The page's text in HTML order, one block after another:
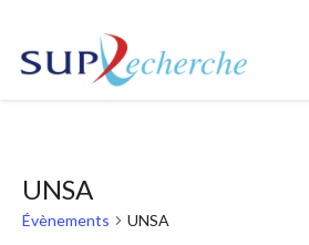
UNSA
Évènements UNSA